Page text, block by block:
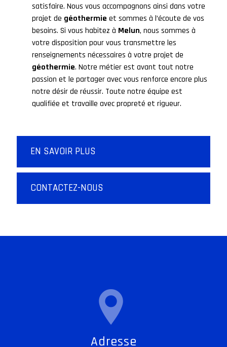
satisfaire. Nous vous accompagnons ainsi dans votre
projet de géothermie et sommes à l’écoute de vos
besoins. Si vous habitez à Melun, nous sommes à
votre disposition pour vous transmettre les
renseignements nécessaires à votre projet de
géothermie. Notre métier est avant tout notre
passion et le partager avec vous renforce encore plus
notre désir de réussir. Toute notre équipe est
qualifiée et travaille avec propreté et rigueur.
EN SAVOIR PLUS
CONTACTEZ-NOUS
Adresse